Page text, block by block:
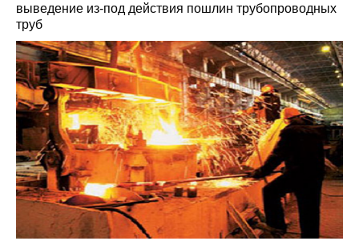
выведение из-под действия пошлин трубопроводных
труб